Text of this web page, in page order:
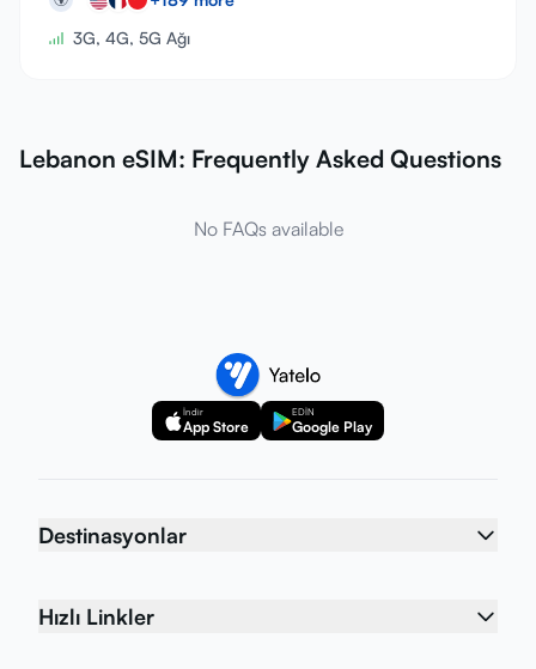
3G, 4G, 5G Ağı
Lebanon eSIM: Frequently Asked Questions
No FAQs available
İndir
App Store
EDİN
Google Play
Destinasyonlar
Hızlı Linkler